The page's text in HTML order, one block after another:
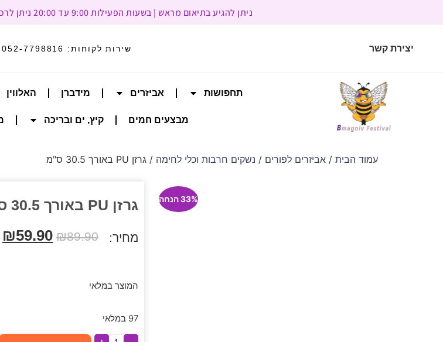
ניתן להגיע בתיאום מראש | בשעות הפעילות 9:00 עד 20:00 ניתן לרכוש במקום , מרחוב ז’בוטינסקי 93, רמת גן
יצירת קשר שירות לקוחות: 052-7798816
תחפושות אביזרים מידברן האלווין
מבצעים חמים קיץ, ים ובריכה
עמוד הבית/ אביזרים לפורים / נשקים חרבות וכלי לחימה / גרזן PU באורך 30.5 ס"מ
33% הנחה גרזן PU באורך 30.5 ס"מ
מחיר: ₪89.90
₪59.90
המוצר במלאי
97 במלאי